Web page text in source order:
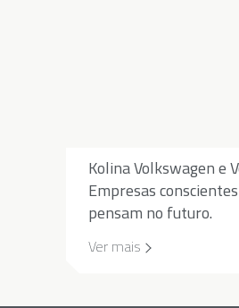
Kolina Volkswagen e
Empresas
pensam no futuro.
Ver mais